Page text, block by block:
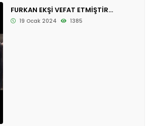
FURKAN EKŞİ VEFAT ETMİŞTİR...
19 Ocak 2024 1385